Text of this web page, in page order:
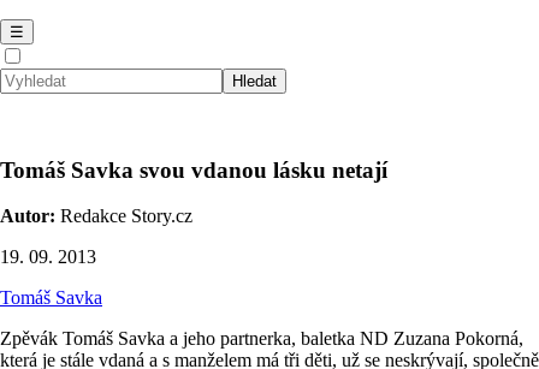
☰
Tomáš Savka svou vdanou lásku netají
Autor: Redakce Story.cz
19. 09. 2013
Tomáš Savka
Zpěvák Tomáš Savka a jeho partnerka, baletka ND Zuzana Pokorná,
která je stále vdaná a s manželem má tři děti, už se neskrývají, společně